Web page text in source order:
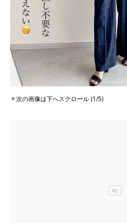
▼次の画像は下へスクロール (1/5)